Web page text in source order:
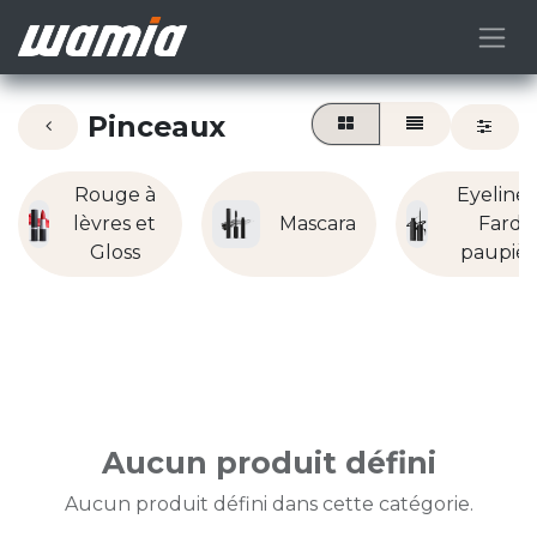
Pinceaux
Rouge à
lèvres et
Gloss
Mascara
Fard
Aucun produit défini
Aucun produit défini dans cette catégorie.